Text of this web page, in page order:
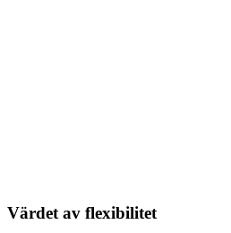
Värdet av flexibilitet